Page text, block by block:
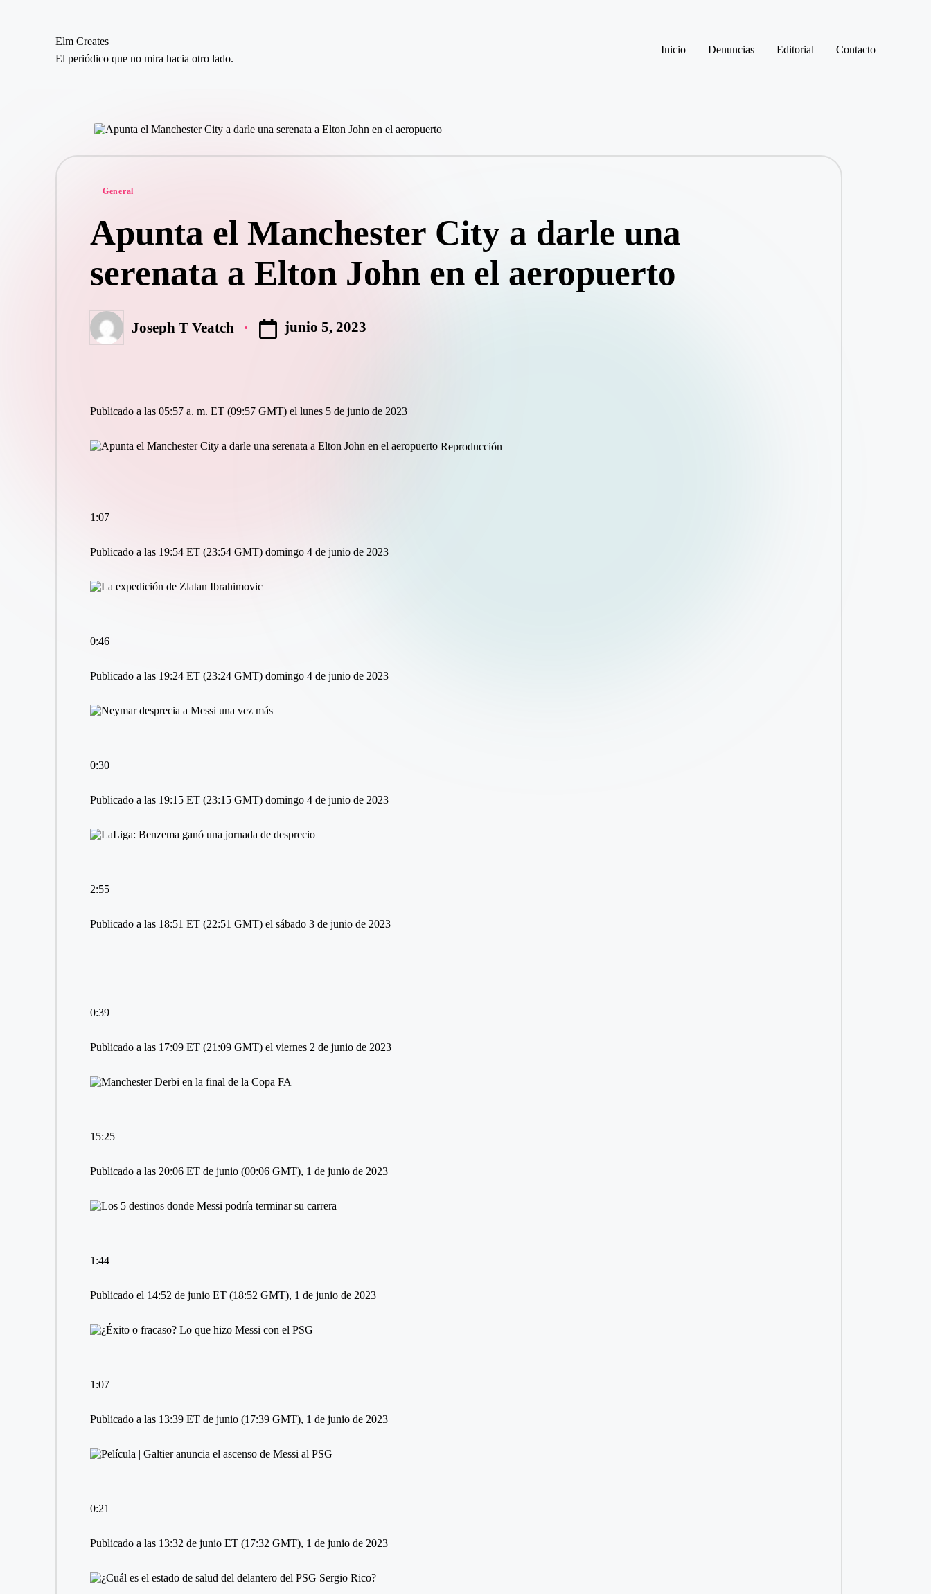
Elm Creates
El periódico que no mira hacia otro lado.
Inicio Denuncias Editorial Contacto
Publicado
General
Apunta el Manchester City a darle una
serenata a Elton John en el aeropuerto
Publicado
por
Joseph T Veatch junio 5, 2023
Publicado a las 05:57 a. m. ET (09:57 GMT) el lunes 5 de junio de 2023
Reproducción
1:07
Publicado a las 19:54 ET (23:54 GMT) domingo 4 de junio de 2023
0:46
Publicado a las 19:24 ET (23:24 GMT) domingo 4 de junio de 2023
0:30
Publicado a las 19:15 ET (23:15 GMT) domingo 4 de junio de 2023
2:55
Publicado a las 18:51 ET (22:51 GMT) el sábado 3 de junio de 2023
0:39
Publicado a las 17:09 ET (21:09 GMT) el viernes 2 de junio de 2023
15:25
Publicado a las 20:06 ET de junio (00:06 GMT), 1 de junio de 2023
1:44
Publicado el 14:52 de junio ET (18:52 GMT), 1 de junio de 2023
1:07
Publicado a las 13:39 ET de junio (17:39 GMT), 1 de junio de 2023
0:21
Publicado a las 13:32 de junio ET (17:32 GMT), 1 de junio de 2023